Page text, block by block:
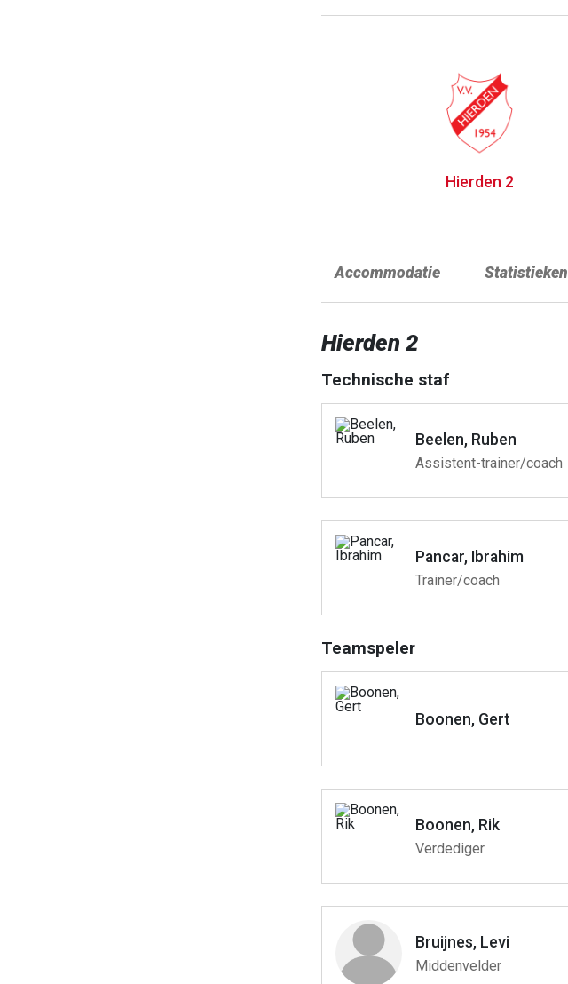
Hierden 2
Accommodatie Statistieken
Hierden 2
Technische staf
Beelen, Ruben
Assistent-trainer/coach
Pancar, Ibrahim
Trainer/coach
Teamspeler
Boonen, Gert
Boonen, Rik
Verdediger
Bruijnes, Levi
Middenvelder